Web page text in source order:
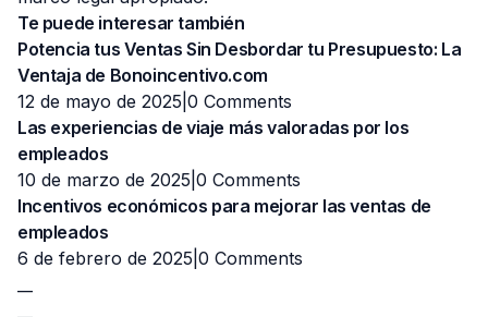
Te puede interesar también
Potencia tus Ventas Sin Desbordar tu Presupuesto: La
Ventaja de Bonoincentivo.com
12 de mayo de 2025| 0 Comments
Las experiencias de viaje más valoradas por los
empleados
10 de marzo de 2025| 0 Comments
Incentivos económicos para mejorar las ventas de
empleados
6 de febrero de 2025| 0 Comments